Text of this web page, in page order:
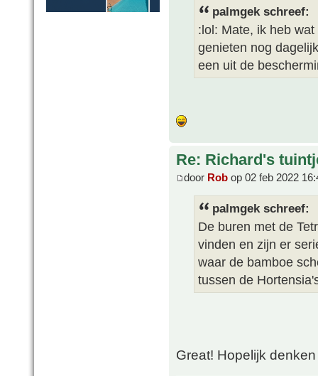
palmgek schreef:
:lol: Mate, ik heb
genieten nog
een uit de
Re: Richard's
door Rob op 02 feb 2022
palmgek schreef:
De buren met de
vinden en zijn er
waar de bamboe
tussen de
Great! Hopelijk